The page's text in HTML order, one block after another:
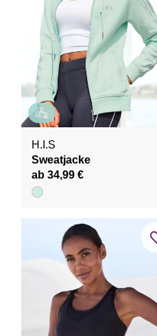
H.I.S
Sweatjacke
ab 34,99 €